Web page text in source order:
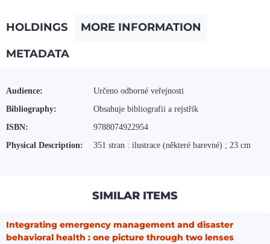
HOLDINGS
MORE INFORMATION
METADATA
More Information
Audience:
Určeno odborné veřejnosti
Bibliography:
Obsahuje bibliografii a rejstřík
ISBN:
9788074922954
Physical Description:
351 stran : ilustrace (některé barevné) ; 23 cm
SIMILAR ITEMS
Integrating emergency management and disaster
behavioral health : one picture through two lenses